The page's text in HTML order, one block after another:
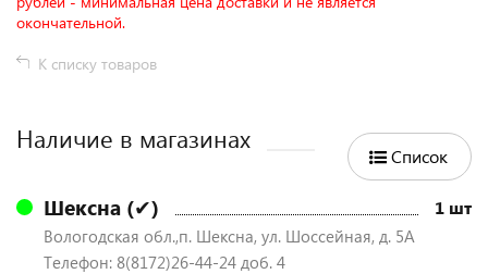
окончательной.
К списку товаров
Наличие в магазинах
Список
Шексна (✔) 1 шт
Вологодская обл.,п. Шексна, ул. Шоссейная, д. 5А
Телефон: 8(8172)26-44-24 доб. 4